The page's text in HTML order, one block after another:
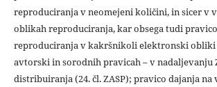
reproduciranja v neomejeni količini, in sicer v
oblikah reproduciranja, kar obsega tudi
reproduciranja v kakršnikoli elektronski obliki
avtorski in sorodnih pravicah – v nadaljevanju
distribuiranja (24. čl. ZASP); pravico dajanja